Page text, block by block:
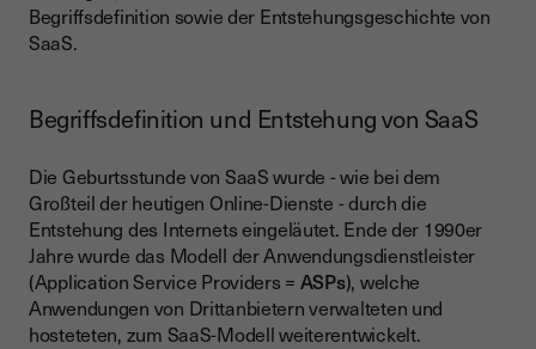
Begriffsdefinition sowie der Entstehungsgeschichte von
SaaS.
Begriffsdefinition und Entstehung von SaaS
Die Geburtsstunde von SaaS wurde - wie bei dem
Großteil der heutigen Online-Dienste - durch die
Entstehung des Internets eingeläutet. Ende der 1990er
Jahre wurde das Modell der Anwendungsdienstleister
(Application Service Providers = ASPs), welche
Anwendungen von Drittanbietern verwalteten und
hosteteten, zum SaaS-Modell weiterentwickelt.